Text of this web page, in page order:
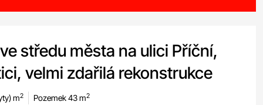
středu města na ulici Příční,
velmi zdařilá rekonstrukce
m2 Pozemek 43 m2